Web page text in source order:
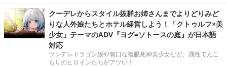
クーデレからスタイル抜群お姉さんまでよりどりみど
りな人外娘たちとホテル経営しよう！「クトゥルフ×美
少女」テーマのADV『ヨグ=ソトースの庭』が日本語
対応
ツンデレドラゴン娘や無口な複眼死神美少女など、属性てんこ
もりのヒロインたちがアツい！